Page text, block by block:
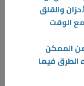
والقلق
الوقت
الممكن
الطرق فيما